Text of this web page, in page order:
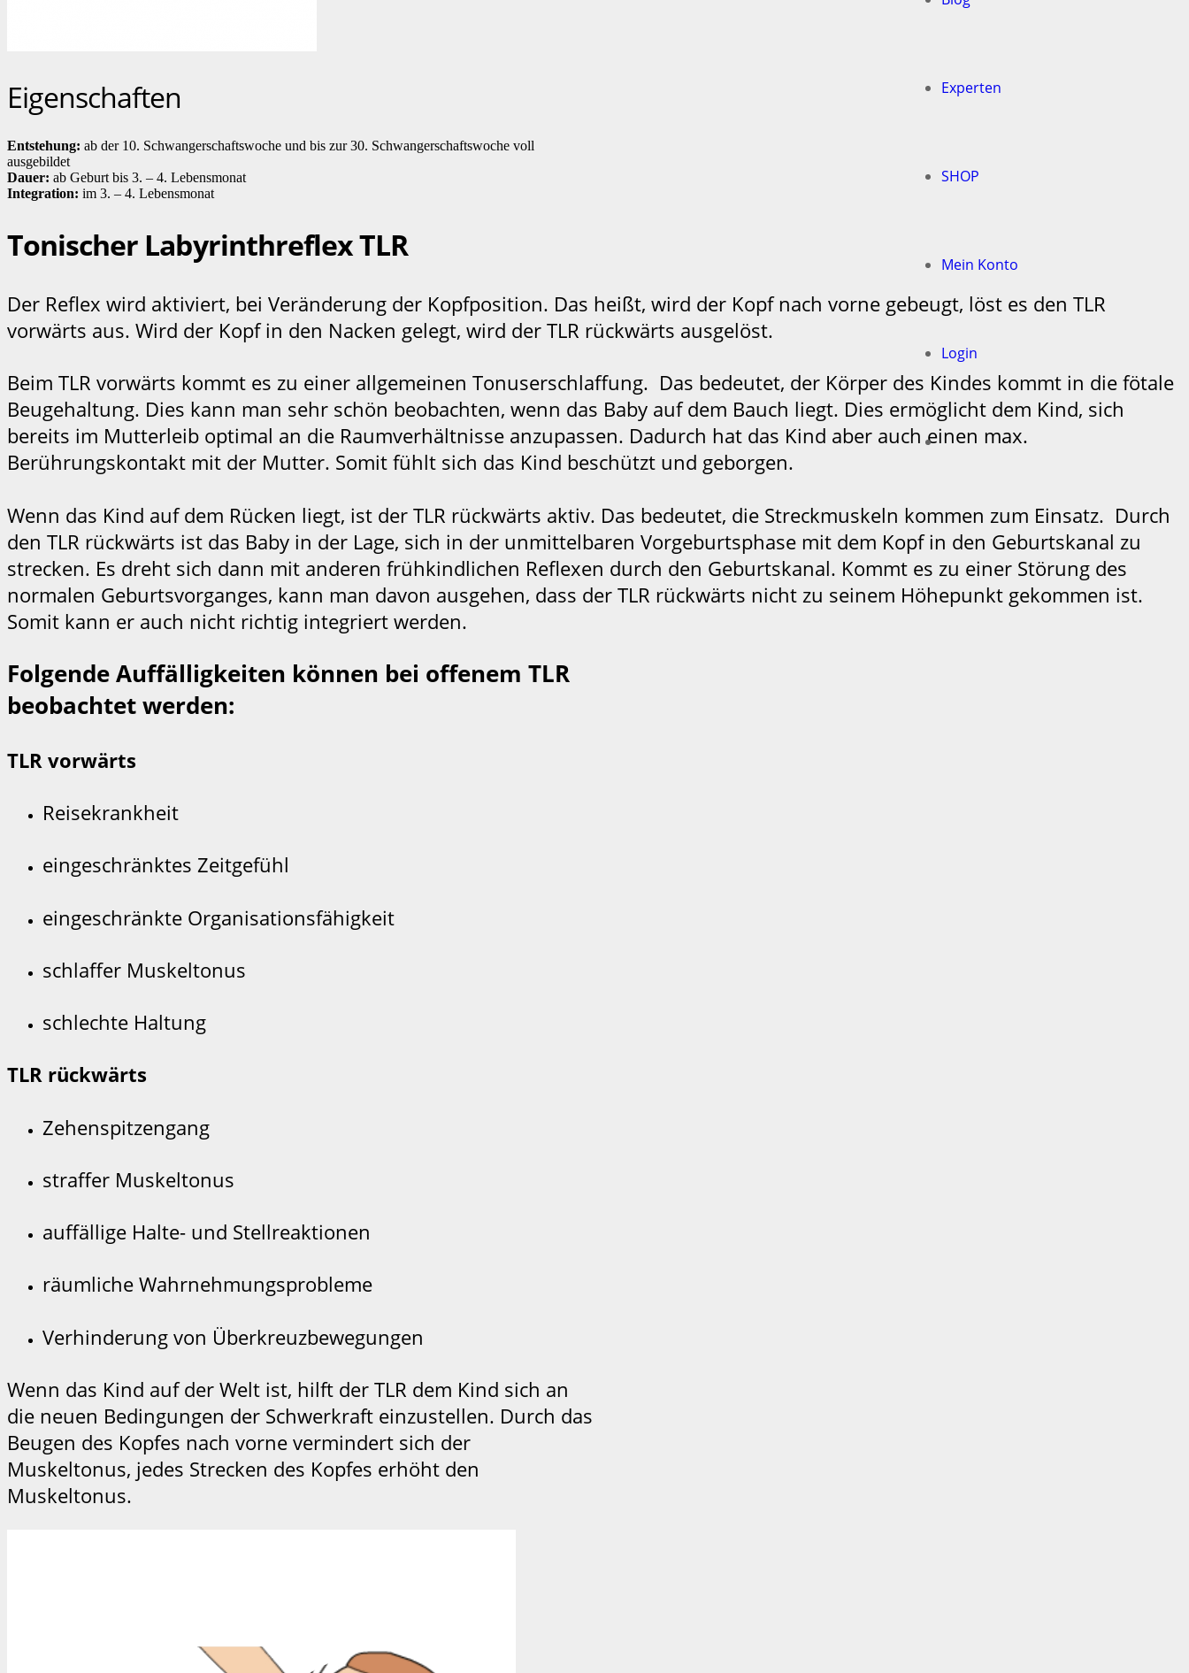
Experten
SHOP
Mein Konto
Login
Eigenschaften
Entstehung: ab der 10. Schwangerschaftswoche und bis zur 30. Schwangerschaftswoche voll
ausgebildet
Dauer: ab Geburt bis 3. – 4. Lebensmonat
Integration: im 3. – 4. Lebensmonat
Tonischer Labyrinthreflex TLR
Der Reflex wird aktiviert, bei Veränderung der Kopfposition. Das heißt, wird der Kopf nach vorne gebeugt, löst es den TLR
vorwärts aus. Wird der Kopf in den Nacken gelegt, wird der TLR rückwärts ausgelöst.
Beim TLR vorwärts kommt es zu einer allgemeinen Tonuserschlaffung. Das bedeutet, der Körper des Kindes kommt in die fötale
Beugehaltung. Dies kann man sehr schön beobachten, wenn das Baby auf dem Bauch liegt. Dies ermöglicht dem Kind, sich
bereits im Mutterleib optimal an die Raumverhältnisse anzupassen. Dadurch hat das Kind aber auch einen max.
Berührungskontakt mit der Mutter. Somit fühlt sich das Kind beschützt und geborgen.
Wenn das Kind auf dem Rücken liegt, ist der TLR rückwärts aktiv. Das bedeutet, die Streckmuskeln kommen zum Einsatz. Durch
den TLR rückwärts ist das Baby in der Lage, sich in der unmittelbaren Vorgeburtsphase mit dem Kopf in den Geburtskanal zu
strecken. Es dreht sich dann mit anderen frühkindlichen Reflexen durch den Geburtskanal. Kommt es zu einer Störung des
normalen Geburtsvorganges, kann man davon ausgehen, dass der TLR rückwärts nicht zu seinem Höhepunkt gekommen ist.
Somit kann er auch nicht richtig integriert werden.
Folgende Auffälligkeiten können bei offenem TLR
beobachtet werden:
TLR vorwärts
Reisekrankheit
eingeschränktes Zeitgefühl
eingeschränkte Organisationsfähigkeit
schlaffer Muskeltonus
schlechte Haltung
TLR rückwärts
Zehenspitzengang
straffer Muskeltonus
auffällige Halte- und Stellreaktionen
räumliche Wahrnehmungsprobleme
Verhinderung von Überkreuzbewegungen
Wenn das Kind auf der Welt ist, hilft der TLR dem Kind sich an
die neuen Bedingungen der Schwerkraft einzustellen. Durch das
Beugen des Kopfes nach vorne vermindert sich der
Muskeltonus, jedes Strecken des Kopfes erhöht den
Muskeltonus.